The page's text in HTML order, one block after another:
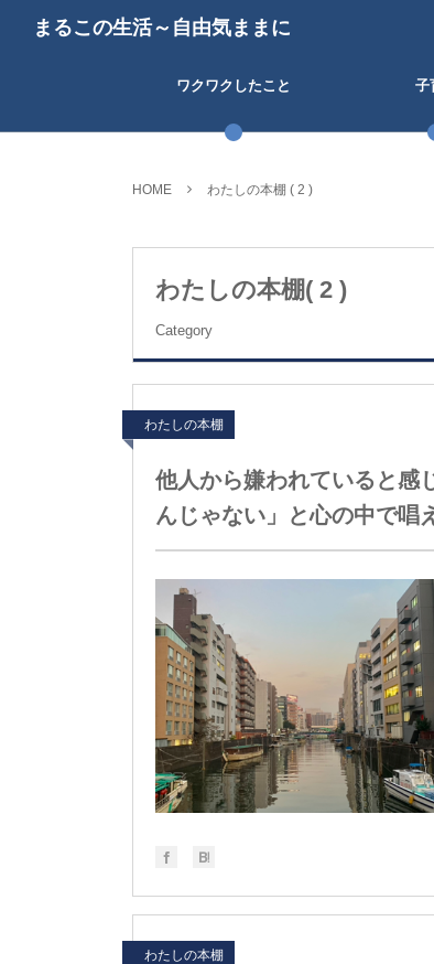
まるこの生活～自由気ままに
ワクワクしたこと 子
HOME わたしの本棚 ( 2 )
わたしの本棚( 2 )
Category
わたしの本棚
他人から嫌われていると感
んじゃない」と心の中で唱
わたしの本棚